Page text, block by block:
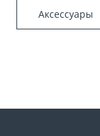
Аксессуары